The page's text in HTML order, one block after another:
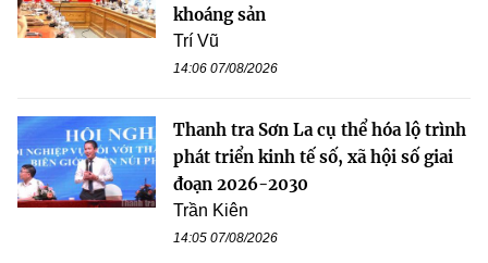
khoáng sản
Trí Vũ
14:06 07/08/2026
Thanh tra Sơn La cụ thể hóa lộ trình
phát triển kinh tế số, xã hội số giai
đoạn 2026-2030
Trần Kiên
14:05 07/08/2026